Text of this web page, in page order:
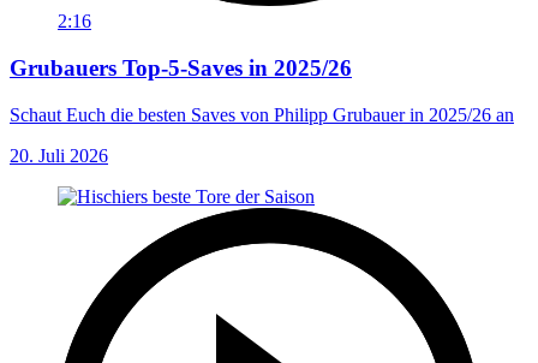
2:16
Grubauers Top-5-Saves in 2025/26
Schaut Euch die besten Saves von Philipp Grubauer in 2025/26 an
20. Juli 2026